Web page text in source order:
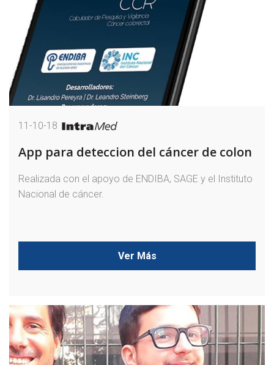
11-10-18
App para deteccion del cáncer de colon
Realizada con el apoyo de ENDIBA, SAGE y el Instituto
Nacional de cáncer.
Ver Más